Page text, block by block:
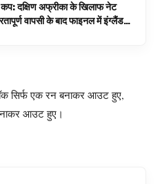
कप: दक्षिण अफ्रीका के खिलाफ नेट
वापसी के बाद फाइनल में इंग्लैंड
सिर्फ एक रन बनाकर आउट हुए,
आउट हुए।